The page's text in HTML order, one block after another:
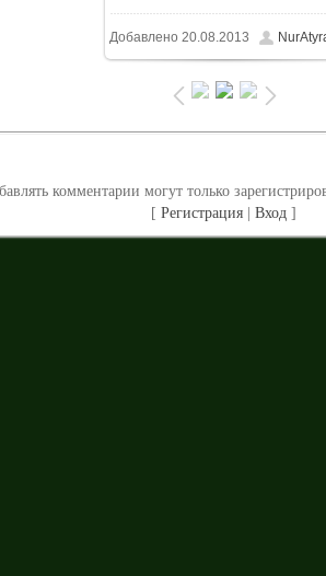
1024x683/ 323.1Kb
Добавлено 20.08.2013
комментарии могут только
[Регистрация |Вход ]